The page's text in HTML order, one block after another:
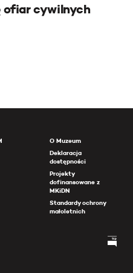
ofiar cywilnych
O Muzeum
Deklaracja
dostępności
Projekty
dofinansowane z
MKiDN
Standardy ochrony
małoletnich